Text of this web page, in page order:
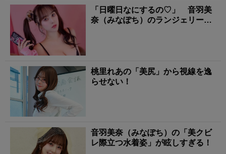
「日曜日なにするの♡」 音羽美
奈（みなぽち）のランジェリー姿
桃里れあの「美尻」から視線を逸
らせない！
音羽美奈（みなぽち）の「美クビ
レ際立つ水着姿」が眩しすぎる！